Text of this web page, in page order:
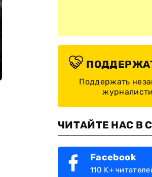
Поддержать
ЧИТАЙТЕ НАС В
Facebook
110 K+